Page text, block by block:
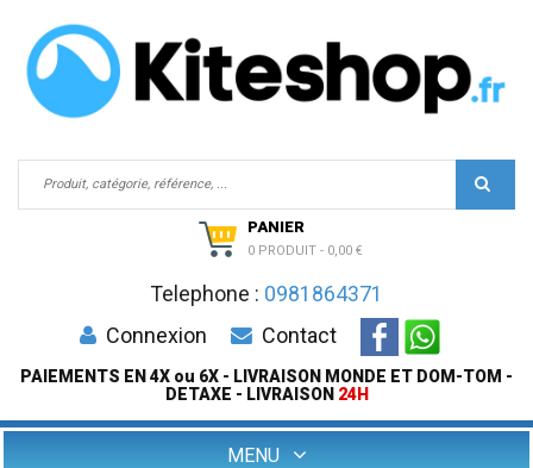
PANIER
0 PRODUIT - 0,00 €
Telephone : 0981864371
Connexion
Contact
PAIEMENTS EN 4X ou 6X - LIVRAISON MONDE ET DOM-TOM -
DETAXE - LIVRAISON 24H
MENU